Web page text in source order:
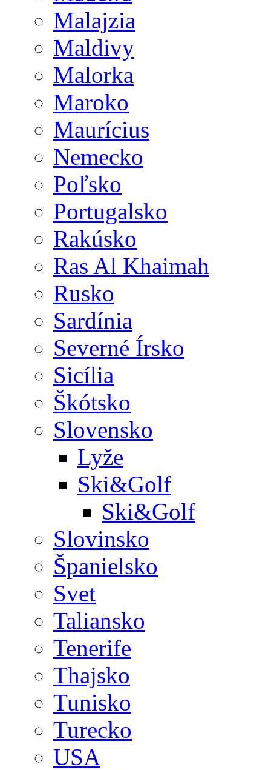
Malajzia
Maldivy
Malorka
Maroko
Maurícius
Nemecko
Poľsko
Portugalsko
Rakúsko
Ras Al Khaimah
Rusko
Sardínia
Severné Írsko
Sicília
Škótsko
Slovensko
Lyže
Ski&Golf
Ski&Golf
Slovinsko
Španielsko
Svet
Taliansko
Tenerife
Thajsko
Tunisko
Turecko
USA